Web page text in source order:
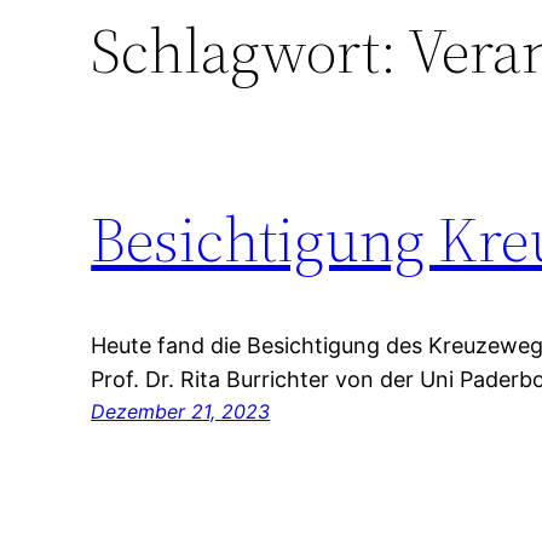
Schlagwort:
Besichtigung
Heute fand die Besichtigung des
Prof. Dr. Rita Burrichter von der Uni
Dezember 21, 2023